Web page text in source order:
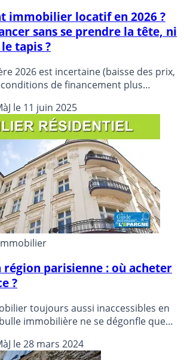
immobilier locatif en 2026 ?
sans se prendre la tête, ni
tapis ?
2026 est incertaine (baisse des prix,
de financement plus
la réalisation de son projet
le 11 juin 2025
parisienne : où acheter
?
toujours aussi inaccessibles en
immobilière ne se dégonfle que
?
le28 mars 2024